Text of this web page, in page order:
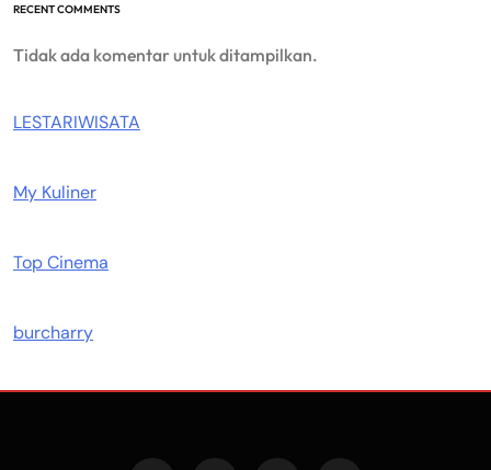
RECENT COMMENTS
Tidak ada komentar untuk ditampilkan.
LESTARIWISATA
My Kuliner
Top Cinema
burcharry